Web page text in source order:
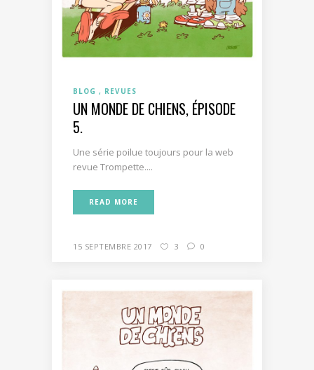
BLOG REVUES
UN MONDE DE CHIENS, ÉPISODE
5.
Une série poilue toujours pour la web
revue Trompette....
READ MORE
15 SEPTEMBRE 2017 3 0